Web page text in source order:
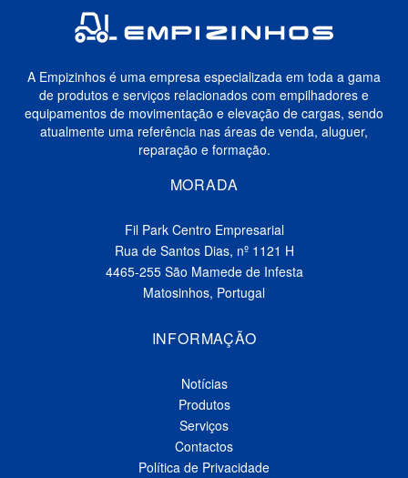
A Empizinhos é uma empresa especializada em toda a gama
de produtos e serviços relacionados com empilhadores e
equipamentos de movimentação e elevação de cargas, sendo
atualmente uma referência nas áreas de venda, aluguer,
reparação e formação.
MORADA
Fil Park Centro Empresarial
Rua de Santos Dias, nº 1121 H
4465-255 São Mamede de Infesta
Matosinhos, Portugal
INFORMAÇÃO
Notícias
Produtos
Serviços
Contactos
Política de Privacidade